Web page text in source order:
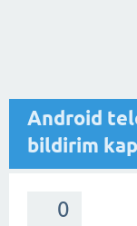
Android
bildirim
0